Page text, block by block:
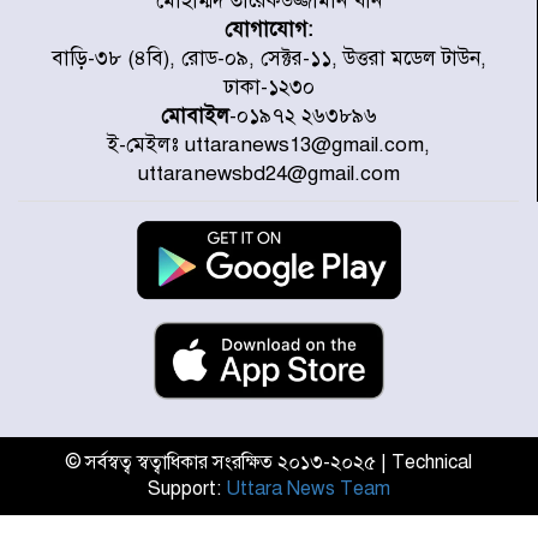
মাতারবাড়ী পৌঁছে নির্ধারিত কর্মসূচিতে
যোগ দিয়েছেন প্রধানমন্ত্রী
জাতীয় সাংবাদিক সংস্থার পিরোজপুর
জেলা কমিটি অনুমোদন
গণঅভ্যুত্থানের তথ্য বিশ্বমিডিয়ায় পৌঁছে
দিতেন আদীব, গুমের চেষ্টা ৩ বার
বাঁশখালীকে বন্যা মুক্ত করার সকল
এমপি
বিদ্যুৎ-জ্বালানি খাতে অস্থিরতা তৈরির
যোগাযোগ:
বাড়ি-৩৮ (৪বি), রোড-০৯, সেক্টর-১১, উত্তরা মডেল টাউন,
ঢাকা-১২৩০
মোবাইল-০১৯৭২ ২৬৩৮৯৬
ই-মেইলঃ uttaranews13@gmail.com,
uttaranewsbd24@gmail.com
© সর্বস্বত্ব স্বত্বাধিকার সংরক্ষিত ২০১৩-২০২৫ | Technical
Support: Uttara News Team